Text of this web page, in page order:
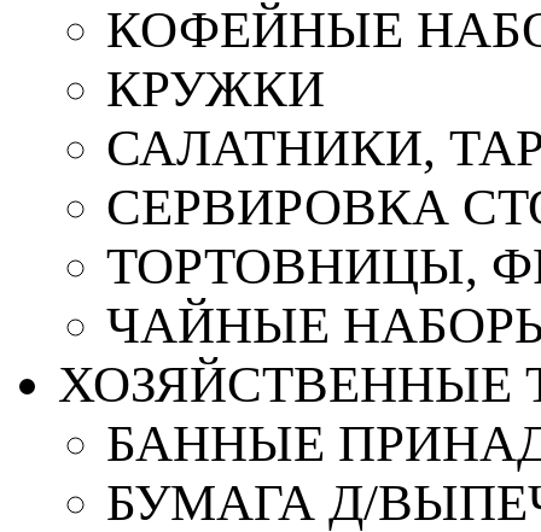
КОФЕЙНЫЕ
КРУЖКИ
САЛАТНИКИ,
СЕРВИРОВКА
ТОРТОВНИЦЫ,
ЧАЙНЫЕ
ХОЗЯЙСТВЕННЫЕ
БАННЫЕ
БУМАГА Д/